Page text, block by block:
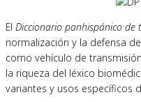
El Diccionario panhispánico de
normalización y la defensa
como vehículo de
la riqueza del léxico
variantes y usos específicos